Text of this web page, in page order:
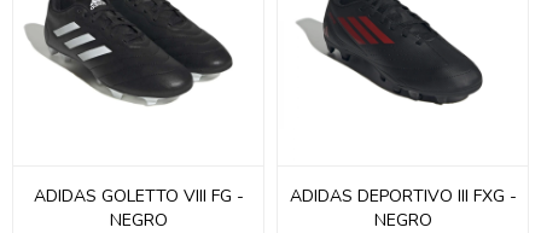
ADIDAS GOLETTO VIII FG -
NEGRO
ADIDAS DEPORTIVO III FXG -
NEGRO